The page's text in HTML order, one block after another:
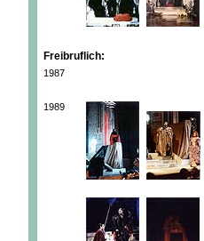
Freibruflich:
1987
1989